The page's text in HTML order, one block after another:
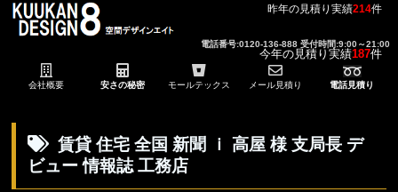
昨年の見積り実績214件
今年の見積り実績187件
電話番号:0120-136-888 受付時間:9:00～21:00
会社概要 安さの秘密 モールテックス メール見積り 電話見積り
賃貸 住宅 全国 新聞 ｉ 高屋 様 支局長 デ
ビュー 情報誌 工務店